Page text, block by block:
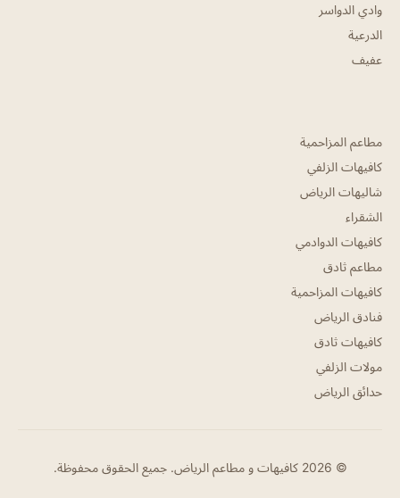
وادي الدواسر
الدرعية
عفيف
مطاعم المزاحمية
كافيهات الزلفي
شاليهات الرياض
الشقراء
كافيهات الدوادمي
مطاعم ثادق
كافيهات المزاحمية
فنادق الرياض
كافيهات ثادق
مولات الزلفي
حدائق الرياض
© 2026 كافيهات و مطاعم الرياض. جميع الحقوق محفوظة.